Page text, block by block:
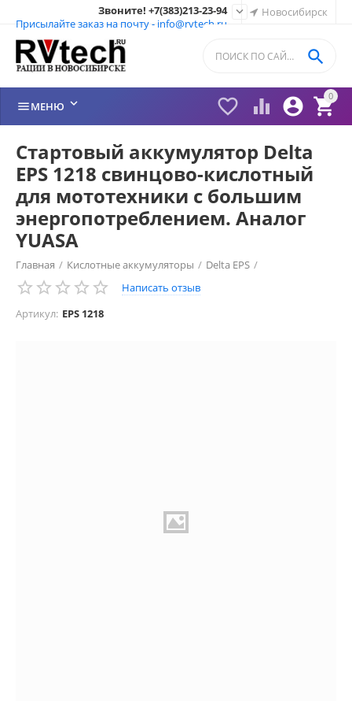
Новосибирск
Звоните! +7(383)213-23-94
Присылайте заказ на почту - info@rvtech.ru

0


 

МЕНЮ 
Стартовый аккумулятор Delta
EPS 1218 cвинцово-кислотный
для мототехники с большим
энергопотреблением. Аналог
YUASA
Главная / Кислотные аккумуляторы / Delta EPS /
Написать отзыв
Артикул: EPS 1218